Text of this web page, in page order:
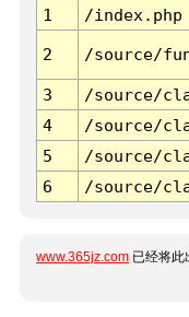
1
/index.php
2 /source/
3 /source/
4
/source/
5
/source/
6
/source/
www.365jz.com 已经将此